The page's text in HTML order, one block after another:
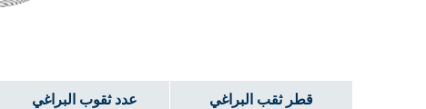
عدد ثقوب البراغي قطر ثقب البراغي